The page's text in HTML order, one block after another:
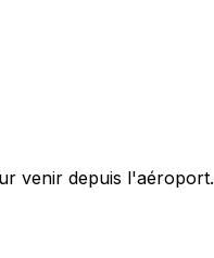
venir depuis l'aéroport.